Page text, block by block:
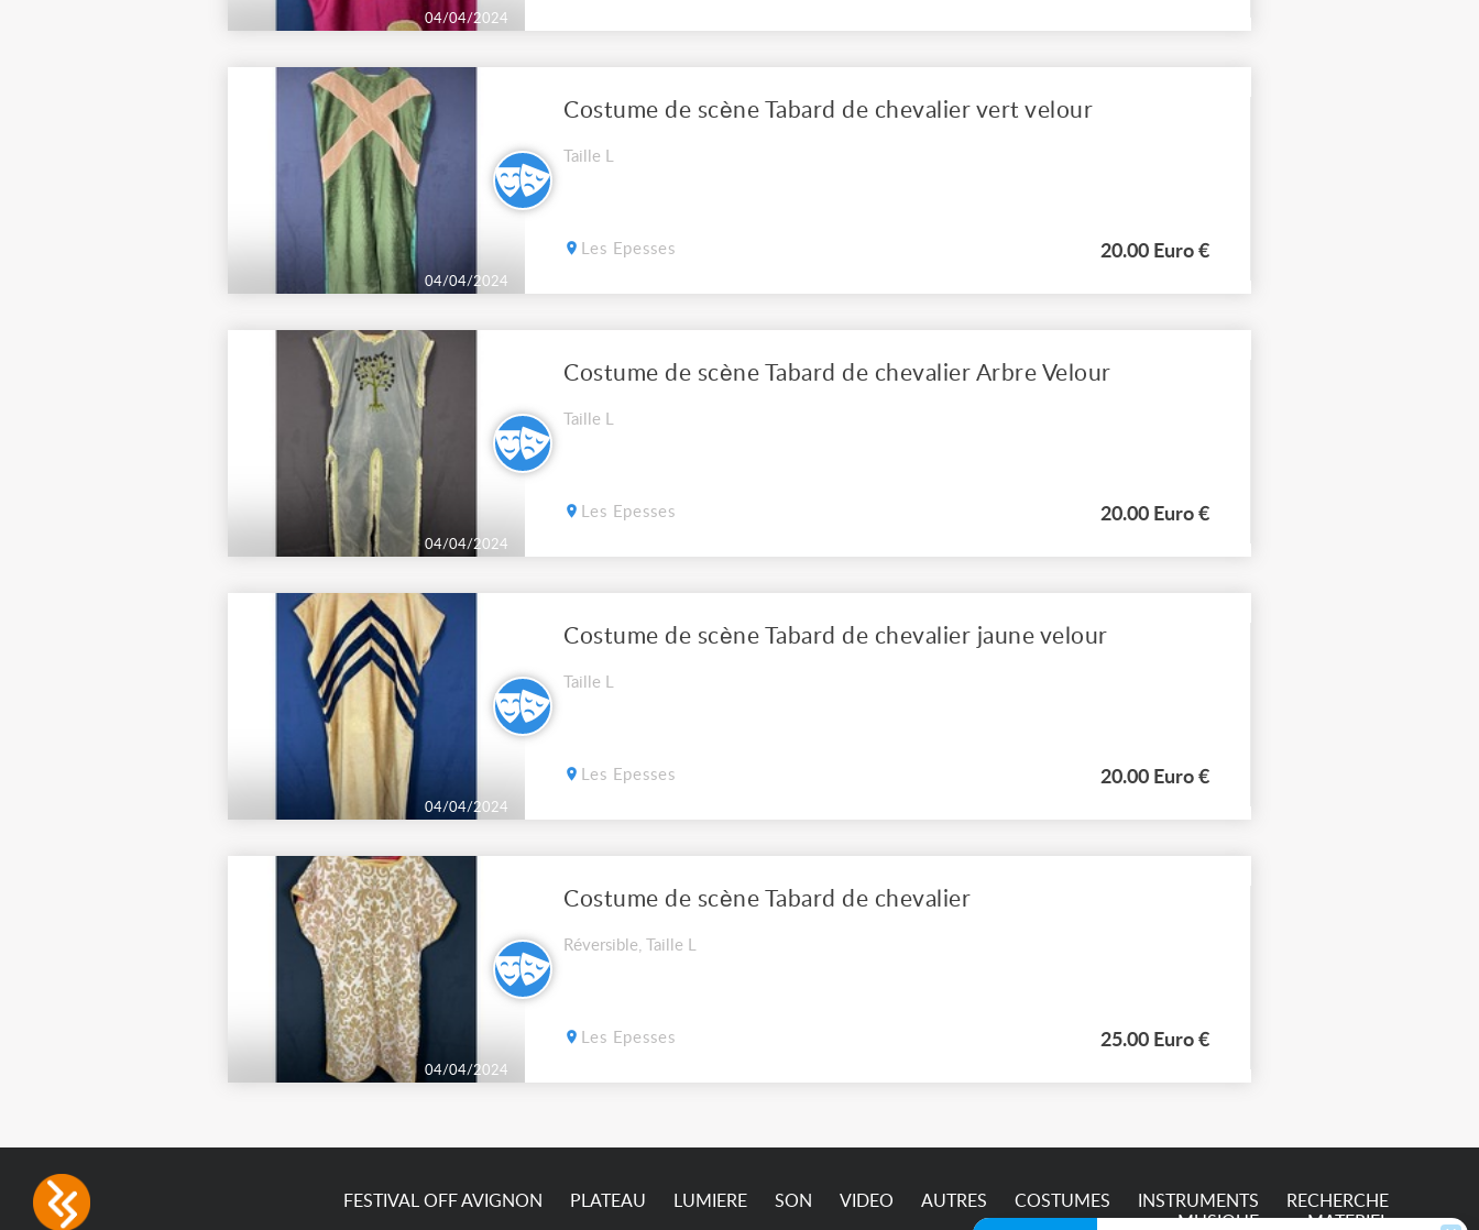
04/04/2024
04/04/2024
Costume de scène Tabard de chevalier vert velour
Taille L
Les Epesses 20.00 Euro €
04/04/2024
Costume de scène Tabard de chevalier Arbre Velour
Taille L
Les Epesses 20.00 Euro €
04/04/2024
Costume de scène Tabard de chevalier jaune velour
Taille L
Les Epesses 20.00 Euro €
04/04/2024
Costume de scène Tabard de chevalier
Réversible, Taille L
Les Epesses 25.00 Euro €
FESTIVAL OFF AVIGNON PLATEAU LUMIERE SON VIDEO AUTRES COSTUMES
INSTRUMENTS
MUSIQUE
RECHERCHE
MATERIEL